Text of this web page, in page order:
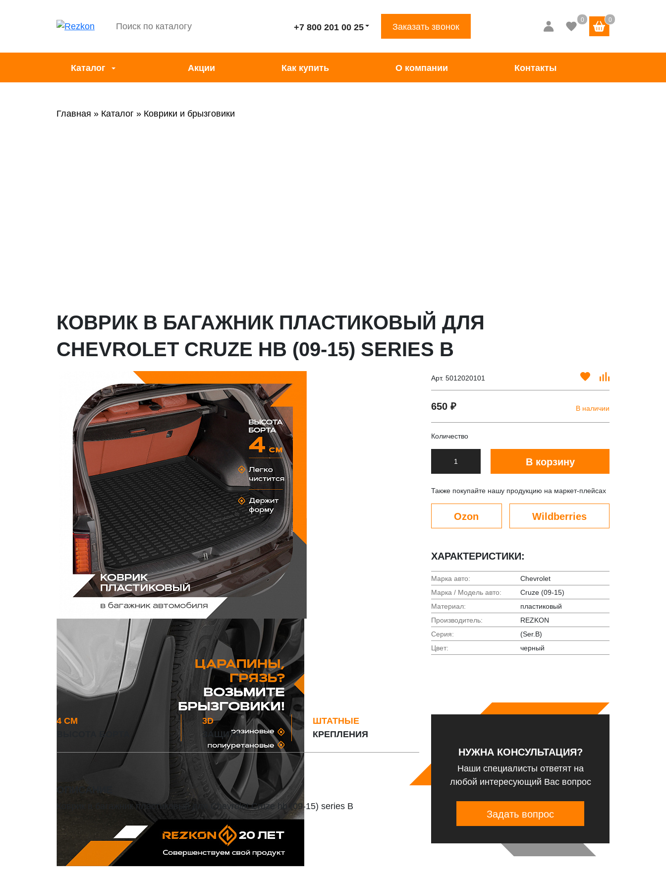
+7 800 201 00 25 Заказать звонок
Каталог Акции Как купить О компании Контакты
Главная Каталог Коврики и брызговики
КОВРИК В БАГАЖНИК ПЛАСТИКОВЫЙ ДЛЯ
CHEVROLET CRUZE HB (09-15) SERIES B
Арт. 5012020101
650 ₽ В наличии
Количество
В корзину
Также покупайте нашу продукцию на маркет-плейсах
Ozon Wildberries
ХАРАКТЕРИСТИКИ:
Марка авто:
Chevrolet
Марка / Модель авто:
Cruze (09-15)
Материал:
пластиковый
Производитель:
REZKON
Серия:
(Ser.B)
Цвет:
черный
4 СМ
ВЫСОТА БОРТА
3D
ЗАЩИТА
ШТАТНЫЕ
КРЕПЛЕНИЯ
ОПИСАНИЕ
Коврик в багажник пластиковый для Chevrolet Cruze hb (09-15) series B
НУЖНА КОНСУЛЬТАЦИЯ?
Наши специалисты ответят на
любой интересующий Вас вопрос
Задать вопрос